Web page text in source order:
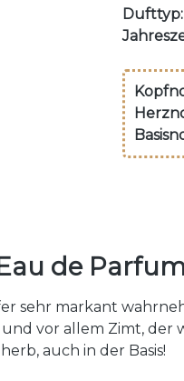
Dufttyp:
de
sehr markant
vor allem Zimt,
auch in der Basis!